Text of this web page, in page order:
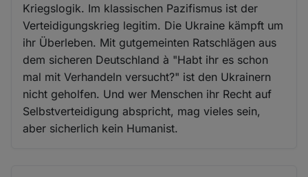
Kriegslogik. Im klassischen Pazifismus ist der
Verteidigungskrieg legitim. Die Ukraine kämpft um
ihr Überleben. Mit gutgemeinten Ratschlägen aus
dem sicheren Deutschland à "Habt ihr es schon
mal mit Verhandeln versucht?" ist den Ukrainern
nicht geholfen. Und wer Menschen ihr Recht auf
Selbstverteidigung abspricht, mag vieles sein,
aber sicherlich kein Humanist.